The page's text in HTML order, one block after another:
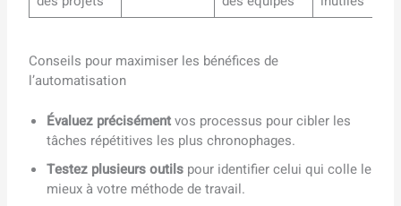
Conseils pour maximiser les bénéfices de
l’automatisation
Évaluez précisémentvos processus pour cibler les
tâches répétitives les plus chronophages.
Testez plusieurs outils pour identifier celui qui colle le
mieux à votre méthode de travail.